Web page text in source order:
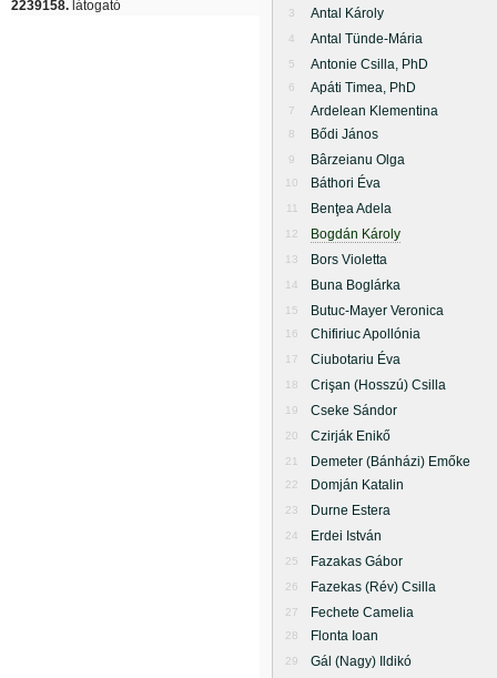
2239158. látogató 3 Antal Károly
4 Antal Tünde-Mária
5 Antonie Csilla, PhD
6 Apáti Timea, PhD
7 Ardelean Klementina
8 Bődi János
9 Bârzeianu Olga
10 Báthori Éva
11 Benţea Adela
12 Bogdán Károly
13 Bors Violetta
14 Buna Boglárka
15 Butuc-Mayer Veronica
16 Chifiriuc Apollónia
17 Ciubotariu Éva
18 Crişan (Hosszú) Csilla
19 Cseke Sándor
20 Czirják Enikő
21 Demeter (Bánházi) Emőke
22 Domján Katalin
23 Durne Estera
24 Erdei István
25 Fazakas Gábor
26 Fazekas (Rév) Csilla
27 Fechete Camelia
28 Flonta Ioan
29 Gál (Nagy) Ildikó